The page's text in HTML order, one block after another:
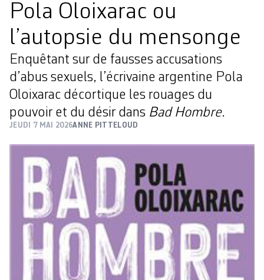
Pola Oloixarac ou
l’autopsie du mensonge
Enquêtant sur de fausses accusations
d’abus sexuels, l’écrivaine argentine Pola
Oloixarac décortique les rouages du
pouvoir et du désir dans Bad Hombre.
JEUDI 7 MAI 2026ANNE PITTELOUD